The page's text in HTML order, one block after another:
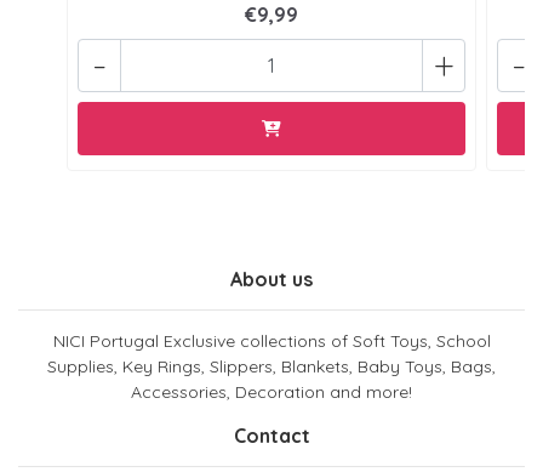
€9,99
+
- -
About us
NICI Portugal Exclusive collections of Soft Toys, School
Supplies, Key Rings, Slippers, Blankets, Baby Toys, Bags,
Accessories, Decoration and more!
Contact